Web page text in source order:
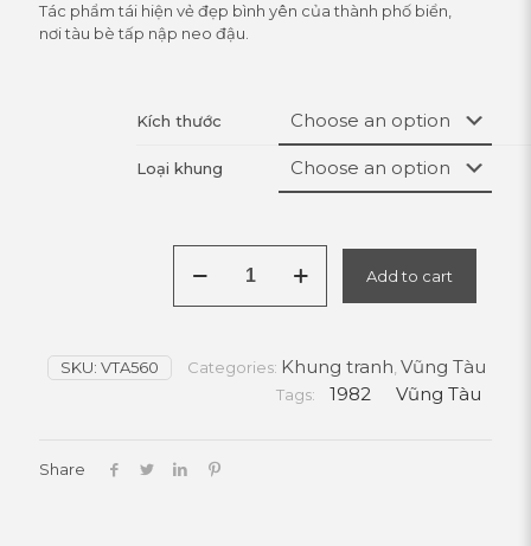
Tác phẩm tái hiện vẻ đẹp bình yên của thành phố biển,
nơi tàu bè tấp nập neo đậu.
Kích thước
Loại khung
Minh
Tàu
Add to cart
SKU: VTA560 Categories: Khung tranh, Vũng Tàu
Tags: 1982 Vũng Tàu
Share